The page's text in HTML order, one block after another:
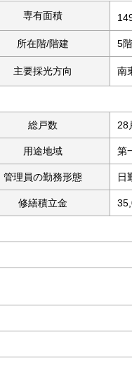
専有面積
所在階/階建 5
主要採光方向 南
総戸数 28
用途地域 第
管理員の勤務形態 日
修繕積立金